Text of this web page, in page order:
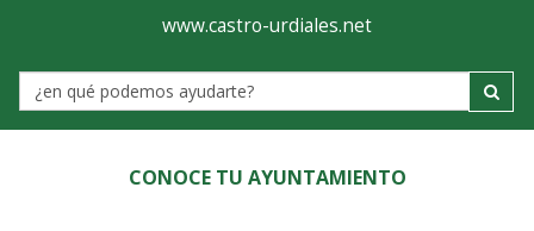
Ayuntamiento
de
Castro-
Urdiales
www.castro-urdiales.net
Label
CONOCE TU AYUNTAMIENTO